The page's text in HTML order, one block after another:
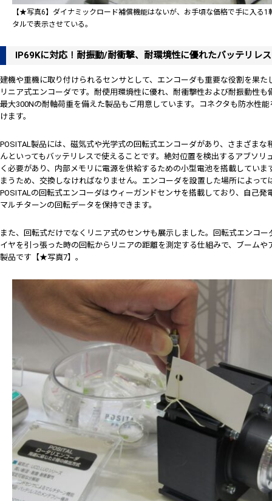
【★写真6】ダイナミックロード補償機能はないが、お手頃な価格で手に入る
タルで表示させている。
IP69Kに対応！耐振動/耐衝撃、耐環境性に優れたバッテリレ
建機や重機に取り付けられるセンサとして、エンコーダも重要な役割を果
リニア式エンコーダです。耐使用環境性に優れ、耐衝撃性および耐振動性も
最大300Nの耐軸荷重を備えた製品もご用意しています。コネクタも防水性
けます。
POSITAL製品には、磁気式や光学式の回転式エンコーダがあり、さまざま
んといってもバッテリレスで使えることです。絶対位置を検出するアブソ
く必要があり、内部メモリに電源を供給するための小型電池を搭載してい
まうため、交換しなければなりません。エンコーダを設置した場所によっ
POSITALの回転式エンコーダはウィーガンドセンサを搭載しており、自己
マルチターンの回転データを保持できます。
また、回転式だけでなくリニア式のセンサも展示しました。回転式エンコ
イヤを引っ張った時の回転からリニアの距離を測定する仕組みで、ブーム
製品です【★写真7】。